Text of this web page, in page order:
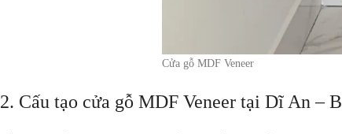
Cửa gỗ MDF Veneer
2. Cấu tạo cửa gỗ MDF Veneer tại Dĩ An –